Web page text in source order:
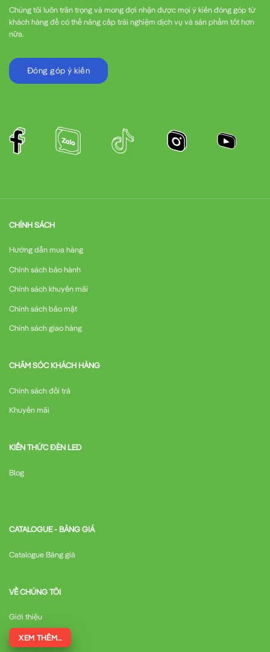
Chúng tôi luôn trân trọng và mong đợi nhận được mọi ý kiến đóng góp từ
khách hàng để có thể nâng cấp trải nghiệm dịch vụ và sản phẩm tốt hơn
nữa.
Đóng góp ý kiến
CHÍNH SÁCH
Hướng dẫn mua hàng
Chính sách bảo hành
Chính sách khuyến mãi
Chính sách bảo mật
Chính sách giao hàng
CHĂM SÓC KHÁCH HÀNG
Chính sách đổi trả
Khuyến mãi
KIẾN THỨC ĐÈN LED
Blog
CATALOGUE - BẢNG GIÁ
Catalogue Bảng giá
VỀ CHÚNG TÔI
Giới thiệu
XEM THÊM...